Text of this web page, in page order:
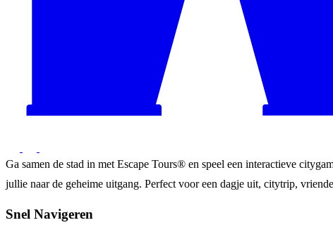
Ga samen de stad in met Escape Tours® en speel een interactieve
jullie naar de geheime uitgang. Perfect voor een dagje uit, citytrip,
Snel Navigeren